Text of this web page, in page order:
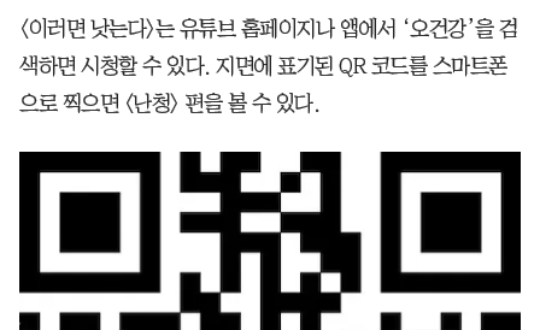
<이러면 낫는다>는 유튜브 홈페이지나 앱에서 ‘오건강’을 검
색하면 시청할 수 있다. 지면에 표기된 QR 코드를 스마트폰
으로 찍으면 <난청> 편을 볼 수 있다.